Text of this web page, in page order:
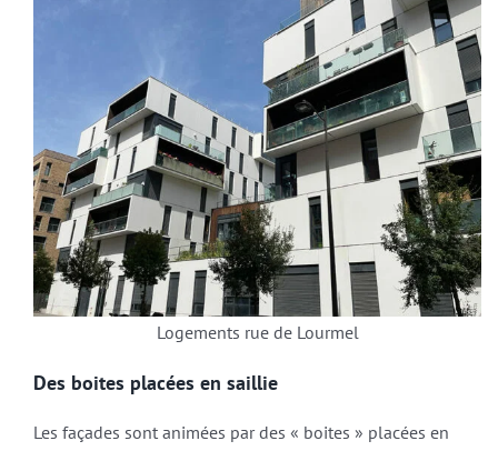
Logements rue de Lourmel
Des boites placées en saillie
Les façades sont animées par des « boites » placées en